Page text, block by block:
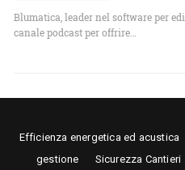
Blumatica, leader nel software per
canale podcast per offrire…
Efficienza energetica ed acustica
gestione
Sicurezza Cantieri